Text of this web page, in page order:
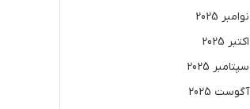
نوامبر 2025
اکتبر 2025
سپتامبر 2025
آگوست 2025